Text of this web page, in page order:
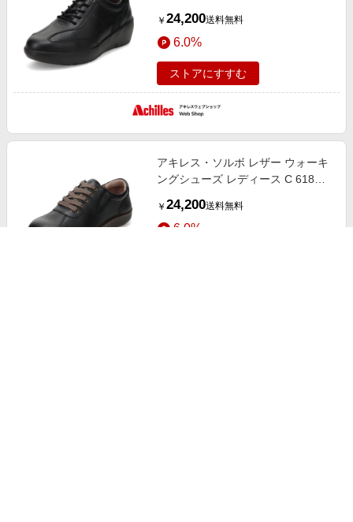
￥ 24,200送料無料
6.0%
ストアにすすむ
アキレス・ソルボ レザー ウォーキ
ングシューズ レディース C 618
￥ 24,200送料無料
6.0%